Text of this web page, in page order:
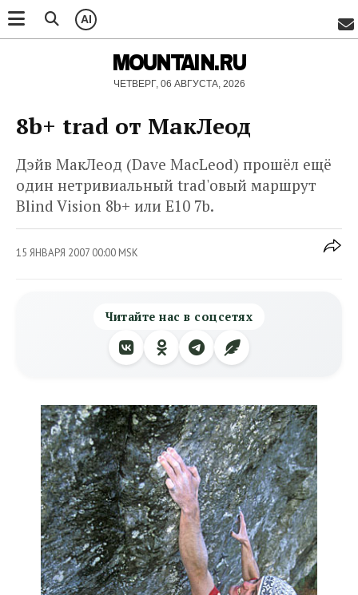
AI
MOUNTAIN.RU
ЧЕТВЕРГ, 06 АВГУСТА, 2026
8b+ trad от МакЛеод
Дэйв МакЛеод (Dave MacLeod) прошёл ещё
один нетривиальный trad'овый маршрут
Blind Vision 8b+ или E10 7b.
15 ЯНВАРЯ 2007 00:00 MSK
Читайте нас в соцсетях